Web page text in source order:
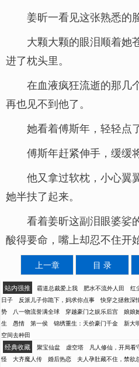
姜昕一看见这张熟悉的
大颗大颗的眼泪顺着她
进了枕头里。
在血液疯狂流逝的那几
再也见不到他了。
她看着傅斯年，轻轻点
傅斯年赶紧伸手，缓缓
他又拿过软枕，小心翼
她半扶了起来。
看着姜昕这副泪眼婆娑
酸得要命，嘴上却忍不住开
上一章 目 录
站内强推 霸道总裁爱上我 肥水不流外人田 红
日子
反派儿子你跪下，妈求你点事 快穿之拯救深
势
八一物流誉满全球 穿越豪门之娱乐后宫 娘娘
生
愚情 第一侯 锦绣重生：天价豪门千金 新大
空间去种田
经典收藏 聚宝仙盆 虚空塔 凡人修仙，开局看
怪
大齐魔人传 婚后热恋 夫人孕肚藏不住，禁欲